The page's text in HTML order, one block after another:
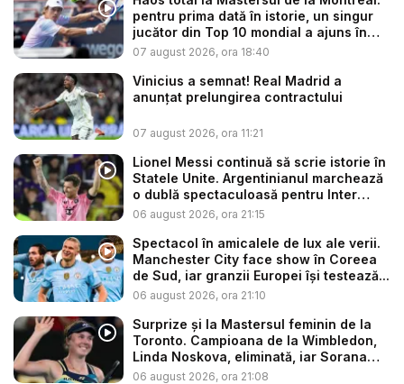
pentru prima dată în istorie, un singur
jucător din Top 10 mondial a ajuns în
op...
07 august 2026, ora 18:40
Vinicius a semnat! Real Madrid a
anunțat prelungirea contractului
07 august 2026, ora 11:21
Lionel Messi continuă să scrie istorie în
Statele Unite. Argentinianul marchează
o dublă spectaculoasă pentru Inter
Mia...
06 august 2026, ora 21:15
Spectacol în amicalele de lux ale verii.
Manchester City face show în Coreea
de Sud, iar granzii Europei își testează...
06 august 2026, ora 21:10
Surprize și la Mastersul feminin de la
Toronto. Campioana de la Wimbledon,
Linda Noskova, eliminată, iar Sorana
C...
06 august 2026, ora 21:08